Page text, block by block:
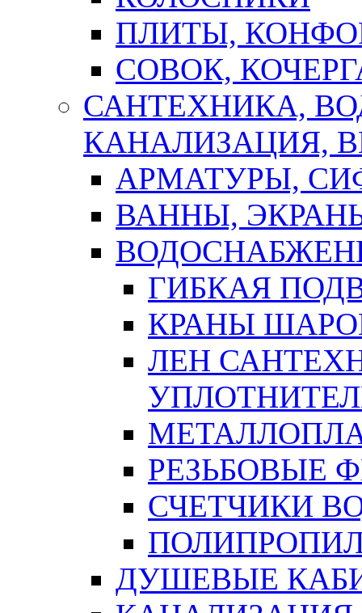
ПЛИТЫ,
СОВОК,
САНТЕХНИКА,
КАНАЛИЗАЦИЯ,
АРМАТУРЫ,
ВАННЫ,
ГИБКАЯ
КРАНЫ
ЛЕН
РЕЗЬБОВЫЕ
СЧЕТЧИКИ
ДУШЕВЫЕ